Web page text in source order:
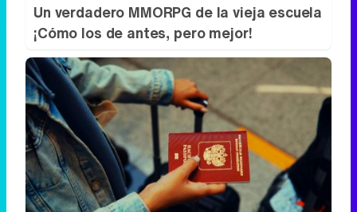
Un verdadero MMORPG de la vieja escuela
¡Cómo los de antes, pero mejor!